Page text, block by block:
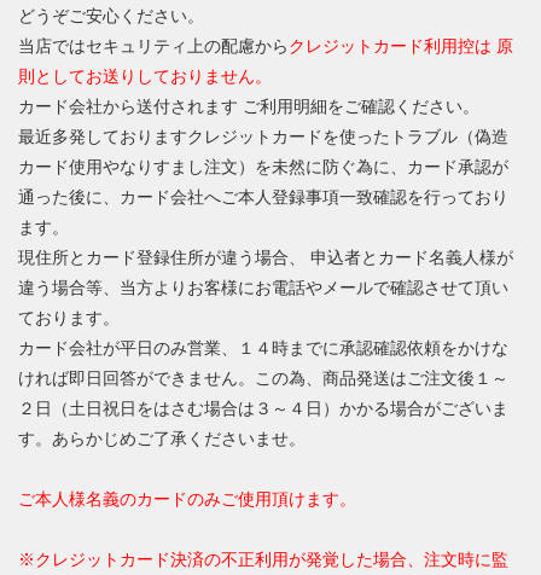
どうぞご安心ください。
当店ではセキュリティ上の配慮からクレジットカード利用控は 原
則としてお送りしておりません。
カード会社から送付されます ご利用明細をご確認ください。
最近多発しておりますクレジットカードを使ったトラブル（偽造
カード使用やなりすまし注文）を未然に防ぐ為に、カード承認が
通った後に、カード会社へご本人登録事項一致確認を行っており
ます。
現住所とカード登録住所が違う場合、 申込者とカード名義人様が
違う場合等、当方よりお客様にお電話やメールで確認させて頂い
ております。
カード会社が平日のみ営業、１４時までに承認確認依頼をかけな
ければ即日回答ができません。この為、商品発送はご注文後１～
２日（土日祝日をはさむ場合は３～４日）かかる場合がございま
す。あらかじめご了承くださいませ。
ご本人様名義のカードのみご使用頂けます。
※クレジットカード決済の不正利用が発覚した場合、注文時に監